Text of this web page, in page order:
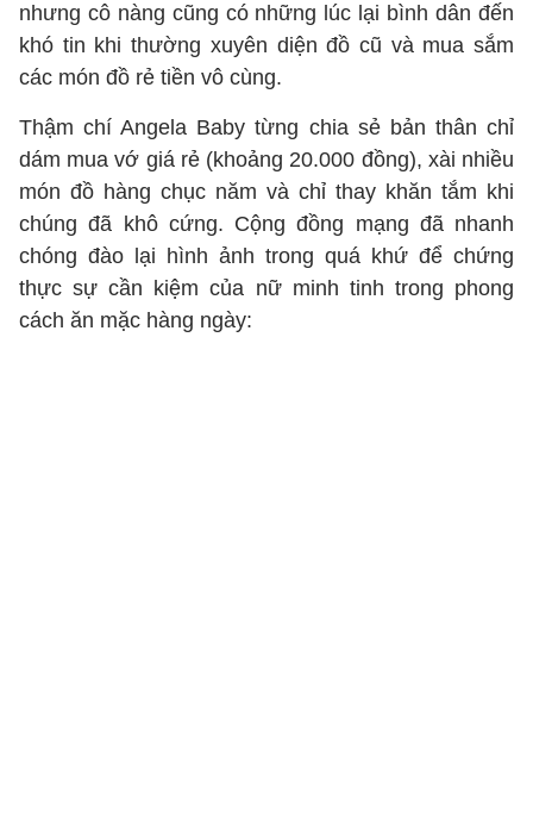
nhưng cô nàng cũng có những lúc lại bình dân đến
khó tin khi thường xuyên diện đồ cũ và mua sắm
các món đồ rẻ tiền vô cùng.
Thậm chí Angela Baby từng chia sẻ bản thân chỉ
dám mua vớ giá rẻ (khoảng 20.000 đồng), xài nhiều
món đồ hàng chục năm và chỉ thay khăn tắm khi
chúng đã khô cứng. Cộng đồng mạng đã nhanh
chóng đào lại hình ảnh trong quá khứ để chứng
thực sự cần kiệm của nữ minh tinh trong phong
cách ăn mặc hàng ngày: